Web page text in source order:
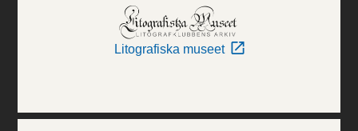
Litografiska museet